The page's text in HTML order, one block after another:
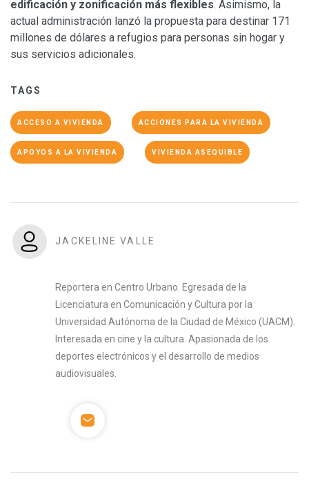
edificación y zonificación más flexibles. Asimismo, la
actual administración lanzó la propuesta para destinar 171
millones de dólares a refugios para personas sin hogar y
sus servicios adicionales.
TAGS
ACCESO A VIVIENDA ACCIONES PARA LA VIVIENDA
APOYOS A LA VIVIENDA VIVIENDA ASEQUIBLE
JACKELINE VALLE
Reportera en Centro Urbano. Egresada de la
Licenciatura en Comunicación y Cultura por la
Universidad Autónoma de la Ciudad de México (UACM).
Interesada en cine y la cultura. Apasionada de los
deportes electrónicos y el desarrollo de medios
audiovisuales.